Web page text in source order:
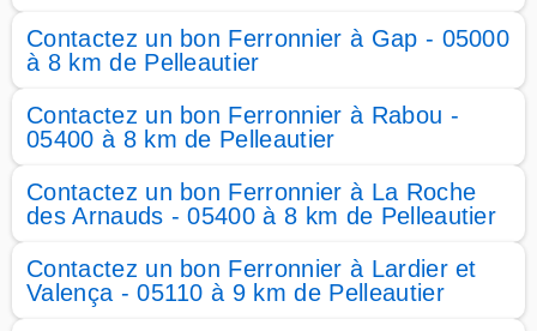
Contactez un bon Ferronnier à Gap - 05000
à 8 km de Pelleautier
Contactez un bon Ferronnier à Rabou -
05400 à 8 km de Pelleautier
Contactez un bon Ferronnier à La Roche
des Arnauds - 05400 à 8 km de Pelleautier
Contactez un bon Ferronnier à Lardier et
Valença - 05110 à 9 km de Pelleautier